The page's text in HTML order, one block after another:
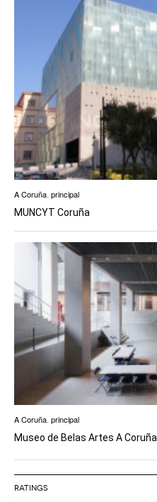
A Coruña principal
MUNCYT Coruña
A Coruña principal
Museo de Belas Artes A Coruña
RATINGS